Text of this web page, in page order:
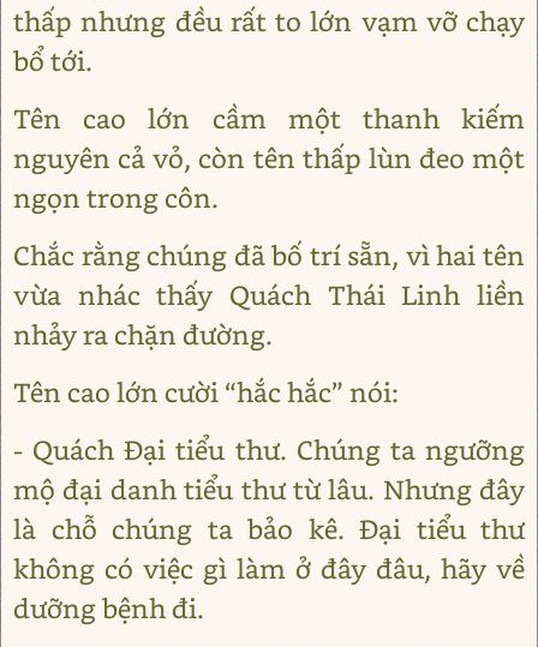
thấp nhưng đều rất to lớn vạm vỡ chạy
bổ tới.
Tên cao lớn cầm một thanh kiếm
nguyên cả vỏ, còn tên thấp lùn đeo một
ngọn trong côn.
Chắc rằng chúng đã bố trí sẵn, vì hai tên
vừa nhác thấy Quách Thái Linh liền
nhảy ra chặn đường.
Tên cao lớn cười “hắc hắc” nói:
- Quách Đại tiểu thư. Chúng ta ngưỡng
mộ đại danh tiểu thư từ lâu. Nhưng đây
là chỗ chúng ta bảo kê. Đại tiểu thư
không có việc gì làm ở đây đâu, hãy về
dưỡng bệnh đi.